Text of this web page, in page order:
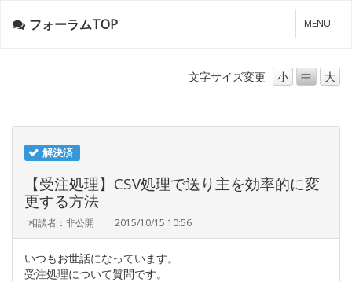
メ
ニ
ー
MENU
フォーラムTOP
文字サイズ変更 小 中 大
解決済
【受注処理】CSV処理で送り主を効率的に変
更する方法
相談者：非公開 2015/10/15 10:56
いつもお世話になっています。
受注処理について質問です。